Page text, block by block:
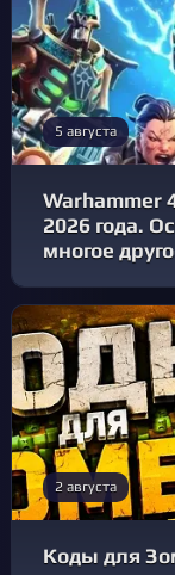
5 августа
Warhammer
2026 года.
многое
2 августа
Коды для